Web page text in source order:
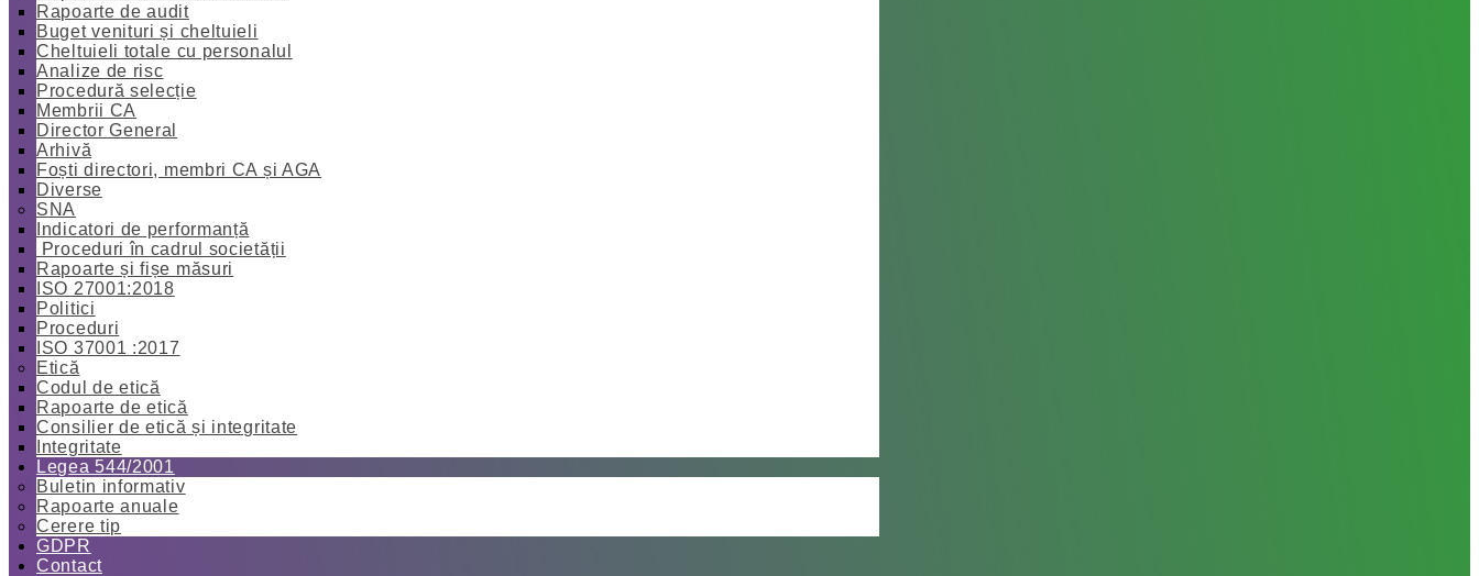
Rapoarte de audit
Buget venituri și cheltuieli
Cheltuieli totale cu personalul
Analize de risc
Procedură selecție
Membrii CA
Director General
Arhivă
Foști directori, membri CA și AGA
Diverse
SNA
Indicatori de performanță
Proceduri în cadrul societății
Rapoarte și fișe măsuri
ISO 27001:2018
Politici
Proceduri
ISO 37001 :2017
Etică
Codul de etică
Rapoarte de etică
Consilier de etică și integritate
Integritate
Legea 544/2001
Buletin informativ
Rapoarte anuale
Cerere tip
GDPR
Contact